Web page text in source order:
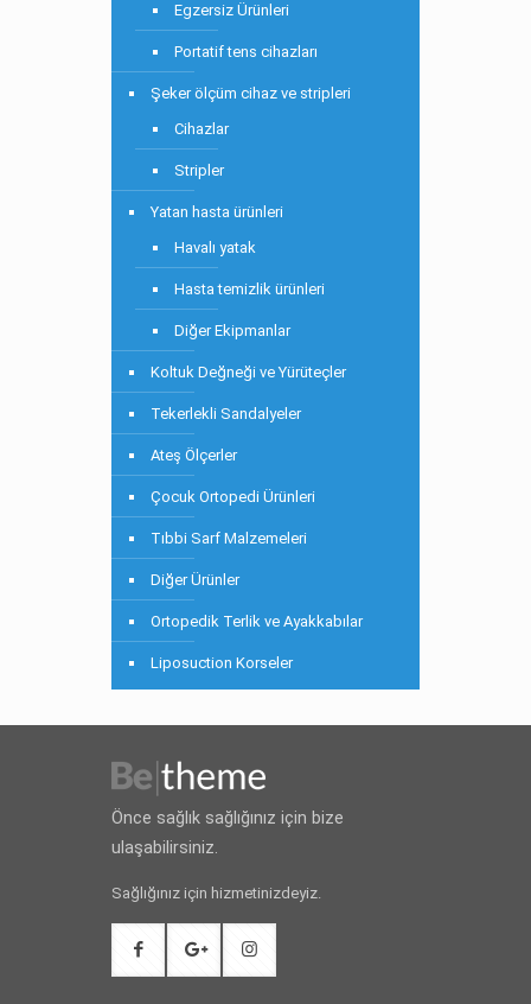
Egzersiz Ürünleri
Portatif tens cihazları
Şeker ölçüm cihaz ve stripleri
Cihazlar
Stripler
Yatan hasta ürünleri
Havalı yatak
Hasta temizlik ürünleri
Diğer Ekipmanlar
Koltuk Değneği ve Yürüteçler
Tekerlekli Sandalyeler
Ateş Ölçerler
Çocuk Ortopedi Ürünleri
Tıbbi Sarf Malzemeleri
Diğer Ürünler
Ortopedik Terlik ve Ayakkabılar
Liposuction Korseler
Önce sağlık sağlığınız için bize
ulaşabilirsiniz.
Sağlığınız için hizmetinizdeyiz.